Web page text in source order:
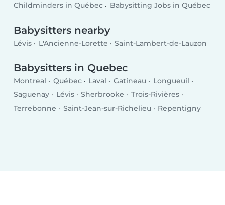
Childminders in Québec
Babysitting Jobs in Québec
Babysitters nearby
Lévis L'Ancienne-Lorette Saint-Lambert-de-Lauzon
Babysitters in Quebec
Montreal Québec Laval Gatineau
Longueuil
Saguenay
Lévis Sherbrooke
Trois-Rivières
Terrebonne
Saint-Jean-sur-Richelieu Repentigny